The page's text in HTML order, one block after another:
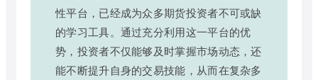
性平台，已经成为众多期货投资者不可或缺
的学习工具。通过充分利用这一平台的优
势，投资者不仅能够及时掌握市场动态，还
能不断提升自身的交易技能，从而在复杂多